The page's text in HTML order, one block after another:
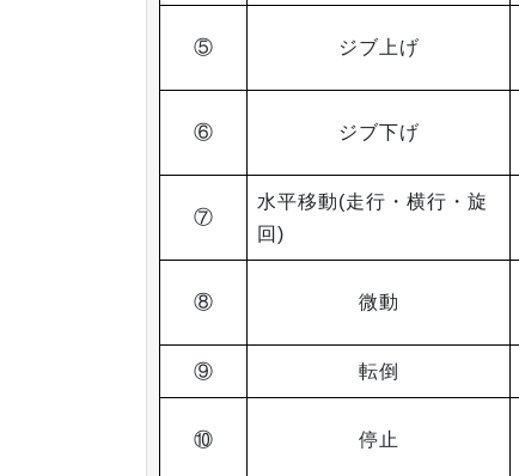
⑤ ジブ上げ
⑥ ジブ下げ
⑦
水平移動(走行・横行・旋
回)
⑧ 微動
⑨ 転倒
⑩ 停止